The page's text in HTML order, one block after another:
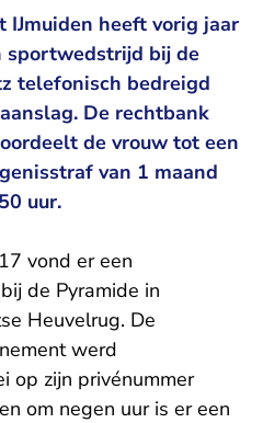
IJmuiden heeft vorig jaar
sportwedstrijd bij de
telefonisch bedreigd
De rechtbank
de vrouw tot een
van 1 maand
uur.
vond er een
de Pyramide in
Heuvelrug. De
werd
op zijn privénummer
om negen uur is er een